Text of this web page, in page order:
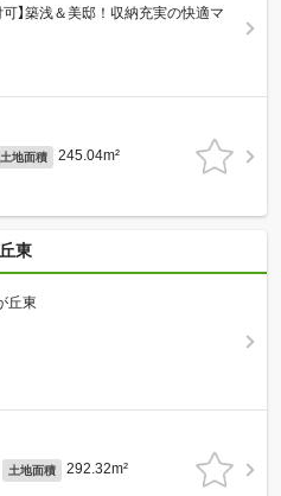
可】築浅＆美邸！収納充実の快適マ
土地面積 245.04m²
東
丘東
土地面積 292.32m²